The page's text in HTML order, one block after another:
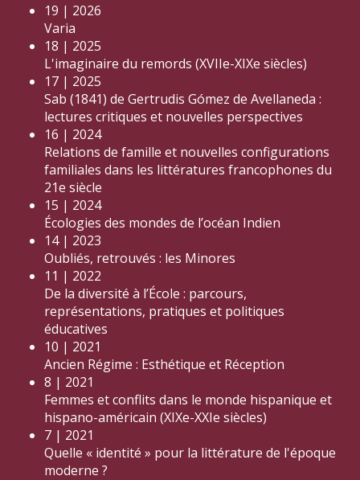
19 | 2026
Varia
18 | 2025
L'imaginaire du remords (XVIIe-XIXe siècles)
17 | 2025
Sab (1841) de Gertrudis Gómez de Avellaneda :
lectures critiques et nouvelles perspectives
16 | 2024
Relations de famille et nouvelles configurations
familiales dans les littératures francophones du
21e siècle
15 | 2024
Écologies des mondes de l’océan Indien
14 | 2023
Oubliés, retrouvés : les Minores
11 | 2022
De la diversité à l’École : parcours,
représentations, pratiques et politiques
éducatives
10 | 2021
Ancien Régime : Esthétique et Réception
8 | 2021
Femmes et conflits dans le monde hispanique et
hispano-américain (XIXe-XXIe siècles)
7 | 2021
Quelle « identité » pour la littérature de l'époque
moderne ?